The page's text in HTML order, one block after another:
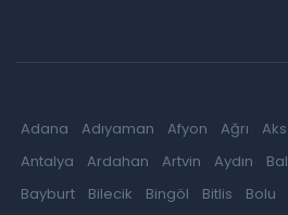
Adana Adıyaman Afyon Ağrı
Antalya
Ardahan Artvin Aydın
Bayburt
Bilecik Bingöl Bitlis Bolu